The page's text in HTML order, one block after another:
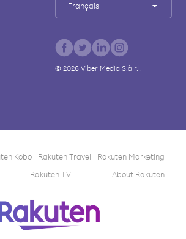
Français
© 2026Viber Media S.à r.l.
Kobo Rakuten Travel
Rakuten Marketing
Rakuten TV About Rakuten